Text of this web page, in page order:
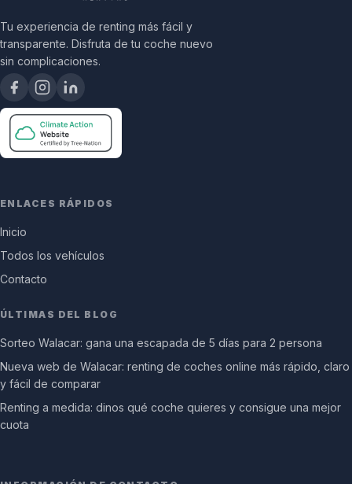
Tu experiencia de renting más fácil y
transparente. Disfruta de tu coche nuevo
sin complicaciones.
ENLACES RÁPIDOS
Inicio
Todos los vehículos
Contacto
ÚLTIMAS DEL BLOG
Sorteo Walacar: gana una escapada de 5 días para 2 persona
Nueva web de Walacar: renting de coches online más rápido, claro
y fácil de comparar
Renting a medida: dinos qué coche quieres y consigue una mejor
cuota